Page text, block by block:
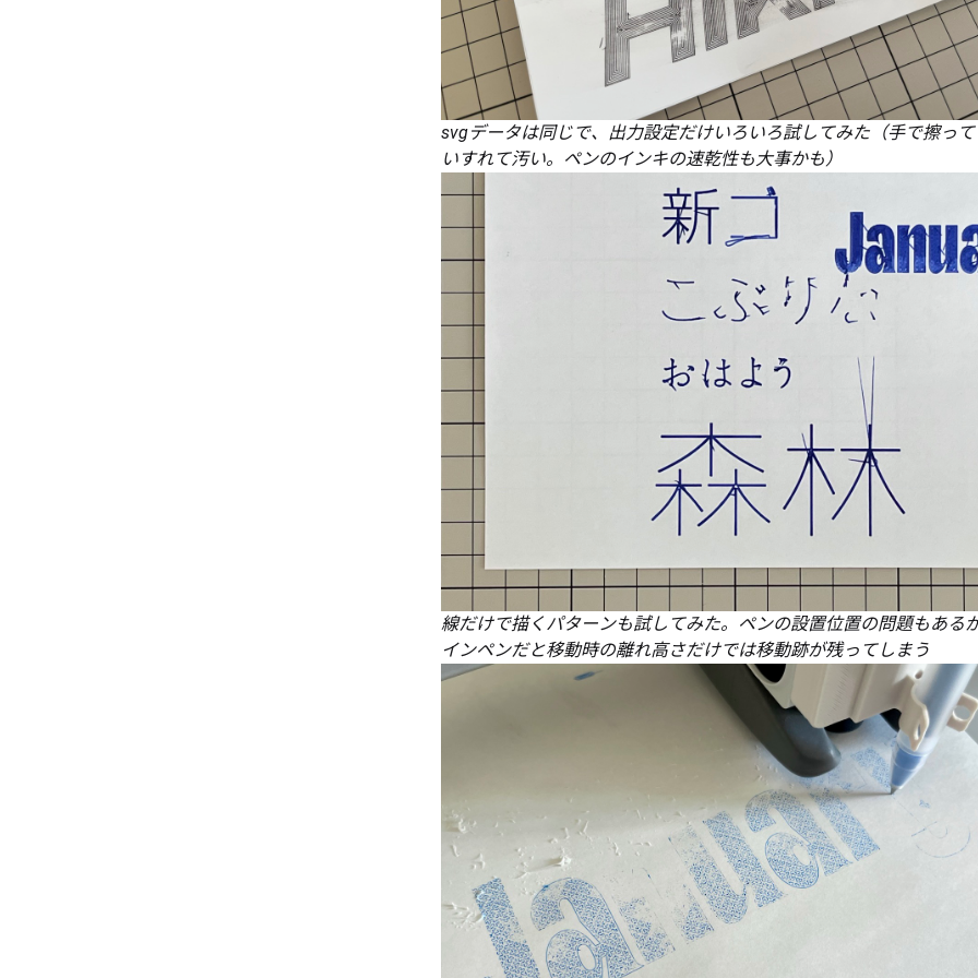
svgデータは同じで、出力設定だけいろいろ試してみた（手で擦っ
いすれて汚い。ペンのインキの速乾性も大事かも）
線だけで描くパターンも試してみた。ペンの設置位置の問題もある
インペンだと移動時の離れ高さだけでは移動跡が残ってしまう